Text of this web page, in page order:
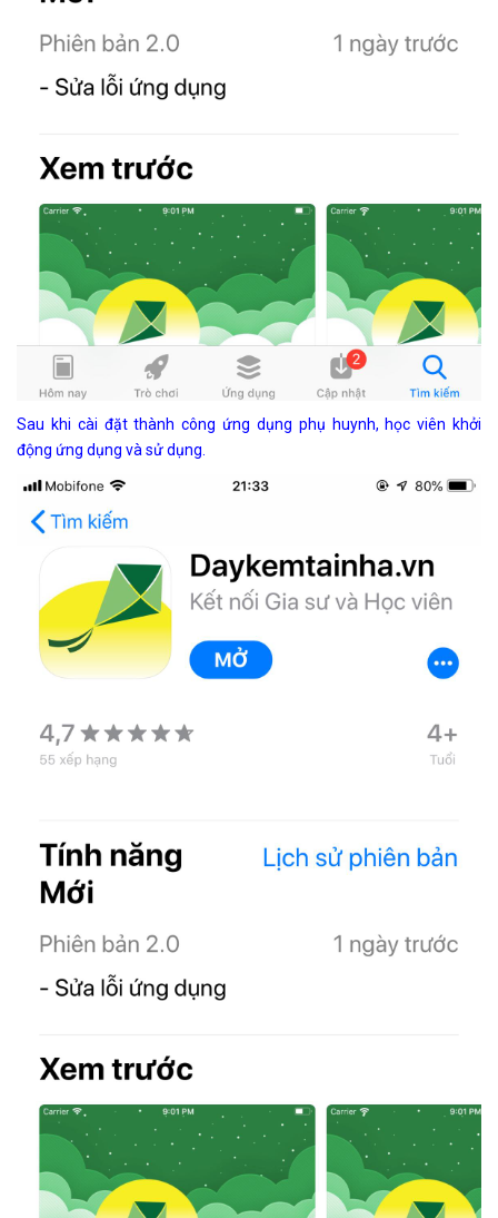
Sau khi cài đặt thành công ứng dụng phụ huynh, học viên khởi
động ứng dụng và sử dụng.